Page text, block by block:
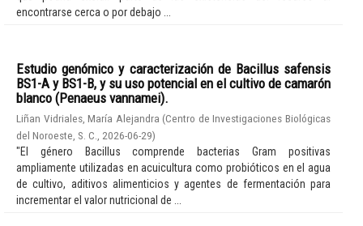
encontrarse cerca o por debajo ...
Estudio genómico y caracterización de Bacillus safensis
BS1-A y BS1-B, y su uso potencial en el cultivo de camarón
blanco (Penaeus vannamei).
Liñan Vidriales, María Alejandra (Centro de Investigaciones Biológicas
del Noroeste, S. C.
2026-06-29)
"El género Bacillus comprende bacterias Gram positivas
ampliamente utilizadas en acuicultura como probióticos en el agua
de cultivo, aditivos alimenticios y agentes de fermentación para
incrementar el valor nutricional de ...